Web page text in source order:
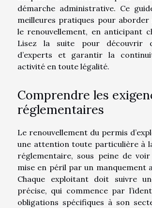
démarche administrative. Ce
meilleures pratiques pour aborder
le renouvellement, en anticipant
Lisez la suite pour découvrir
d’experts et garantir la
activité en toute légalité.
Comprendre les
réglementaires
Le renouvellement du permis
une attention toute particulière à
réglementaire, sous peine de
mise en péril par un manquement
Chaque exploitant doit suivre
précise, qui commence par
obligations spécifiques à son